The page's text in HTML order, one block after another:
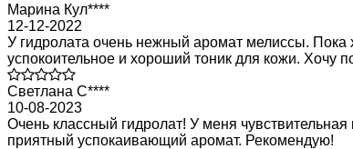
Марина Кул****
12-12-2022
У гидролата очень нежный аромат мелиссы. Пока
успокоительное и хороший тоник для кожи. Хочу
Светлана С****
10-08-2023
Очень классный гидролат! У меня
приятный успокаивающий аромат. Рекомендую!